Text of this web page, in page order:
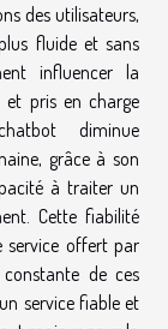
des utilisateurs,
fluide et sans
influencer la
et pris en charge
diminue
grâce à son
à traiter un
Cette fiabilité
service offert par
de ces
service fiable et